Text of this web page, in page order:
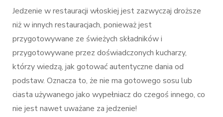
Jedzenie w restauracji włoskiej jest zazwyczaj droższe
niż w innych restauracjach, ponieważ jest
przygotowywane ze świeżych składników i
przygotowywane przez doświadczonych kucharzy,
którzy wiedzą, jak gotować autentyczne dania od
podstaw. Oznacza to, że nie ma gotowego sosu lub
ciasta używanego jako wypełniacz do czegoś innego, co
nie jest nawet uważane za jedzenie!